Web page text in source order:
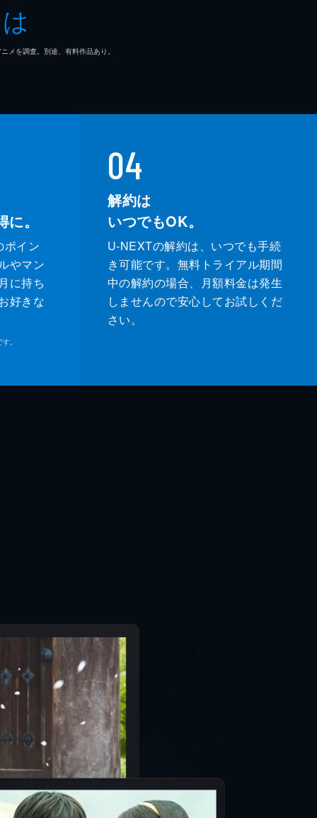
を調査。別途、有料作品あり。
。
ポイン
やマン
に持ち
好きな
。
04
解約は
いつでもOK。
U-NEXTの解約は、いつでも手続
き可能です。無料トライアル期間
中の解約の場合、月額料金は発生
しませんので安心してお試しくだ
さい。